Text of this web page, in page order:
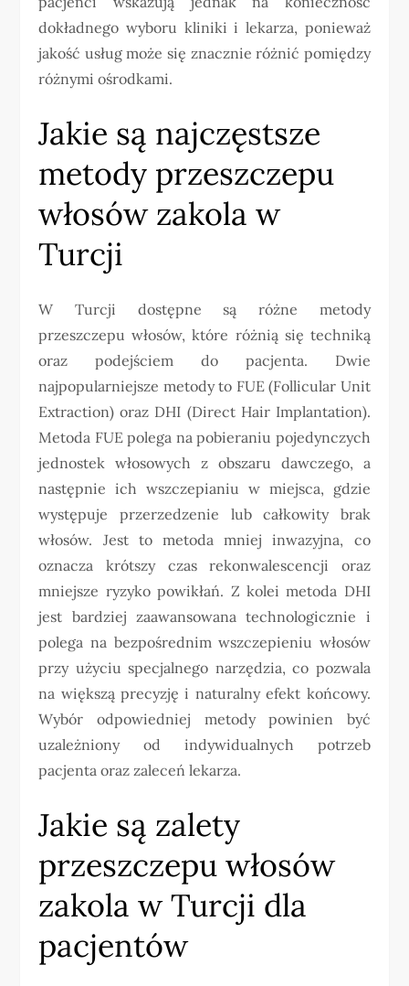
dokładnego wyboru kliniki i lekarza, ponieważ
jakość usług może się znacznie różnić pomiędzy
różnymi ośrodkami.
Jakie są najczęstsze
metody przeszczepu
włosów zakola w
Turcji
W Turcji dostępne są różne metody
przeszczepu włosów, które różnią się techniką
oraz podejściem do pacjenta. Dwie
najpopularniejsze metody to FUE (Follicular Unit
Extraction) oraz DHI (Direct Hair Implantation).
Metoda FUE polega na pobieraniu pojedynczych
jednostek włosowych z obszaru dawczego, a
następnie ich wszczepianiu w miejsca, gdzie
występuje przerzedzenie lub całkowity brak
włosów. Jest to metoda mniej inwazyjna, co
oznacza krótszy czas rekonwalescencji oraz
mniejsze ryzyko powikłań. Z kolei metoda DHI
jest bardziej zaawansowana technologicznie i
polega na bezpośrednim wszczepieniu włosów
przy użyciu specjalnego narzędzia, co pozwala
na większą precyzję i naturalny efekt końcowy.
Wybór odpowiedniej metody powinien być
uzależniony od indywidualnych potrzeb
pacjenta oraz zaleceń lekarza.
Jakie są zalety
przeszczepu włosów
zakola w Turcji dla
pacjentów